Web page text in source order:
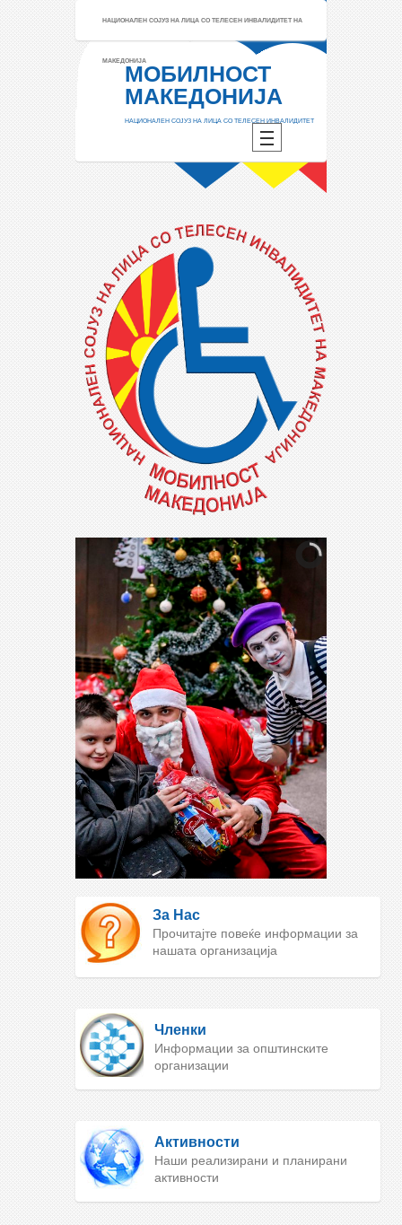
НАЦИОНАЛЕН СОЈУЗ НА ЛИЦА СО ТЕЛЕСЕН ИНВАЛИДИТЕТ НА
МАКЕДОНИЈА
МОБИЛНОСТ
МАКЕДОНИЈА
НАЦИОНАЛЕН СОЈУЗ НА ЛИЦА СО ТЕЛЕСЕН ИНВАЛИДИТЕТ
За Нас
Прочитајте повеќе информации за
нашата организација
Членки
Информации за општинските
организации
Активности
Наши реализирани и планирани
активности